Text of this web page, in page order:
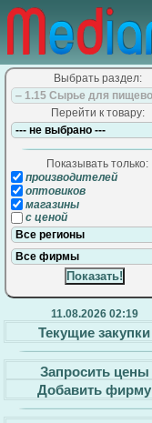
Выбрать раздел:
Перейти к товару:
Показывать только:
производителей
оптовиков
магазины
с ценой
11.08.2026 02:19
Текущие закупки
Запросить цены
Добавить фирму